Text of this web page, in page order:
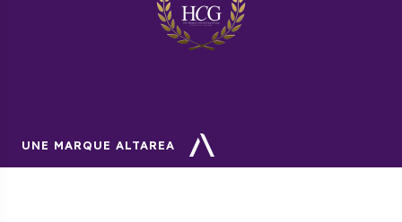
UNE MARQUE ALTAREA